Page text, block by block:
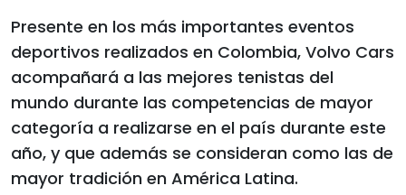
Presente en los más importantes eventos
deportivos realizados en Colombia, Volvo Cars
acompañará a las mejores tenistas del
mundo durante las competencias de mayor
categoría a realizarse en el país durante este
año, y que además se consideran como las de
mayor tradición en América Latina.